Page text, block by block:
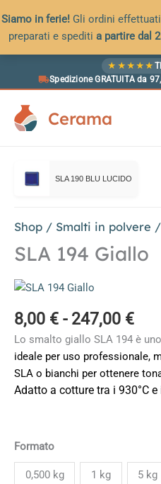
Siamo in ferie! Gli ordini
preparati e spediti a partire dal
★ ★ ★ ★ ★
Spedizione GRATUITA da
Cerama
SLA 190 BLU LUCIDO
Shop / Smalti in polvere /
SLA 194 Giallo
8,00 € - 247,00 €
di
da
Lo smalto giallo SLA 194 è
ideale per uso professionale,
SLA o bianchi per ottenere
Adatto a cotture tra i 930°C e
Formato
0,500 kg 1 kg 5 kg